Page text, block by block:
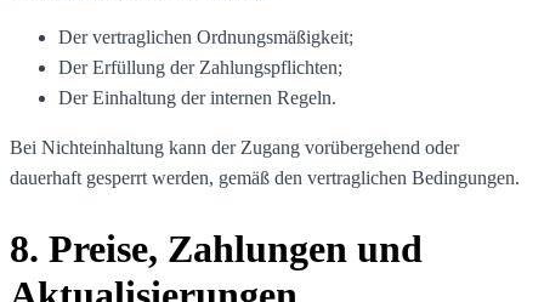
Der vertraglichen Ordnungsmäßigkeit;
Der Erfüllung der Zahlungspflichten;
Der Einhaltung der internen Regeln.
Bei Nichteinhaltung kann der Zugang vorübergehend oder
dauerhaft gesperrt werden, gemäß den vertraglichen Bedingungen.
8. Preise, Zahlungen und